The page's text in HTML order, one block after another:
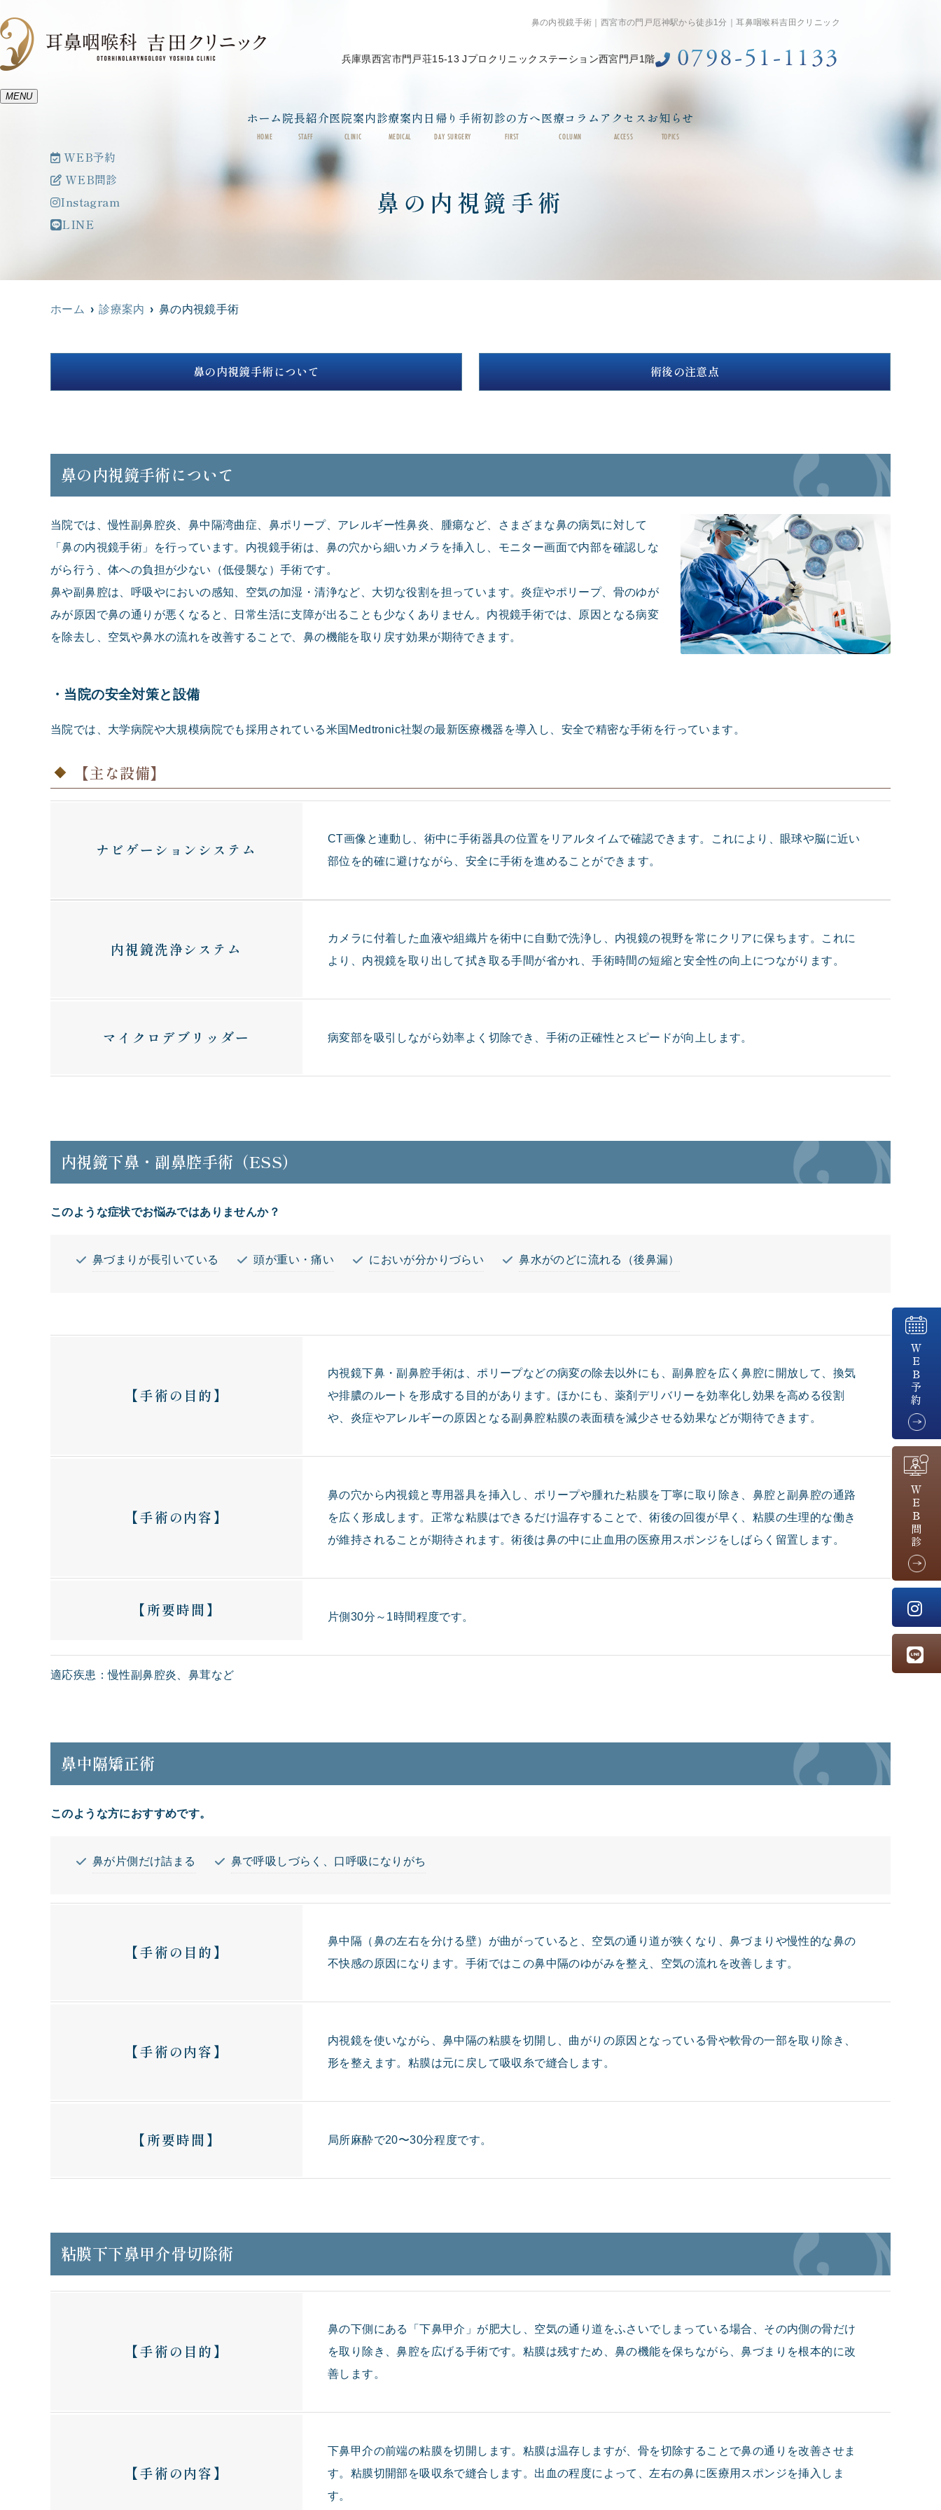
鼻の内視鏡手術｜西宮市の門戸厄神駅から徒歩1分｜耳鼻咽喉科吉田クリニック
兵庫県西宮市門戸荘15-13 Jプロクリニックステーション西宮門戸1階 0798-51-1133
ＷＥＢ予約
ＷＥＢ問診
MENU
ホーム
HOME
院長紹介
STAFF
医院案内
CLINIC
診療案内
MEDICAL
日帰り手術
DAY SURGERY
初診の方へ
FIRST
医療コラム
COLUMN
アクセス
ACCESS
お知らせ
TOPICS
WEB予約
WEB問診
Instagram
LINE
鼻の内視鏡手術
ホーム 診療案内 鼻の内視鏡手術
鼻の内視鏡手術について 術後の注意点
鼻の内視鏡手術について
当院では、慢性副鼻腔炎、鼻中隔湾曲症、鼻ポリープ、アレルギー性鼻炎、腫瘍など、さまざまな鼻の病気に対して
「鼻の内視鏡手術」を行っています。内視鏡手術は、鼻の穴から細いカメラを挿入し、モニター画面で内部を確認しな
がら行う、体への負担が少ない（低侵襲な）手術です。
鼻や副鼻腔は、呼吸やにおいの感知、空気の加湿・清浄など、大切な役割を担っています。炎症やポリープ、骨のゆが
みが原因で鼻の通りが悪くなると、日常生活に支障が出ることも少なくありません。内視鏡手術では、原因となる病変
を除去し、空気や鼻水の流れを改善することで、鼻の機能を取り戻す効果が期待できます。
・当院の安全対策と設備
当院では、大学病院や大規模病院でも採用されている米国 Medtronic社製の最新医療機器を導入し、安全で精密な手術を行っています。
【主な設備】
ナビゲーションシステム
CT画像と連動し、術中に手術器具の位置をリアルタイムで確認できます。これにより、眼球や脳に近い
部位を的確に避けながら、安全に手術を進めることができます。
内視鏡洗浄システム
カメラに付着した血液や組織片を術中に自動で洗浄し、内視鏡の視野を常にクリアに保ちます。これに
より、内視鏡を取り出して拭き取る手間が省かれ、手術時間の短縮と安全性の向上につながります。
マイクロデブリッダー 病変部を吸引しながら効率よく切除でき、手術の正確性とスピードが向上します。
内視鏡下鼻・副鼻腔手術（ESS）
このような症状でお悩みではありませんか？
鼻づまりが長引いている 頭が重い・痛い においが分かりづらい 鼻水がのどに流れる（後鼻漏）
【手術の目的】
内視鏡下鼻・副鼻腔手術は、ポリープなどの病変の除去以外にも、副鼻腔を広く鼻腔に開放して、換気
や排膿のルートを形成する目的があります。ほかにも、薬剤デリバリーを効率化し効果を高める役割
や、炎症やアレルギーの原因となる副鼻腔粘膜の表面積を減少させる効果などが期待できます。
【手術の内容】
鼻の穴から内視鏡と専用器具を挿入し、ポリープや腫れた粘膜を丁寧に取り除き、鼻腔と副鼻腔の通路
を広く形成します。正常な粘膜はできるだけ温存することで、術後の回復が早く、粘膜の生理的な働き
が維持されることが期待されます。術後は鼻の中に止血用の医療用スポンジをしばらく留置します。
【所要時間】
片側30分～1時間程度です。
適応疾患：慢性副鼻腔炎、鼻茸など
鼻中隔矯正術
このような方におすすめです。
鼻が片側だけ詰まる 鼻で呼吸しづらく、口呼吸になりがち
【手術の目的】
鼻中隔（鼻の左右を分ける壁）が曲がっていると、空気の通り道が狭くなり、鼻づまりや慢性的な鼻の
不快感の原因になります。手術ではこの鼻中隔のゆがみを整え、空気の流れを改善します。
【手術の内容】
内視鏡を使いながら、鼻中隔の粘膜を切開し、曲がりの原因となっている骨や軟骨の一部を取り除き、
形を整えます。粘膜は元に戻して吸収糸で縫合します。
【所要時間】 局所麻酔で20〜30分程度です。
粘膜下下鼻甲介骨切除術
【手術の目的】
鼻の下側にある「下鼻甲介」が肥大し、空気の通り道をふさいでしまっている場合、その内側の骨だけ
を取り除き、鼻腔を広げる手術です。粘膜は残すため、鼻の機能を保ちながら、鼻づまりを根本的に改
善します。
【手術の内容】
下鼻甲介の前端の粘膜を切開します。粘膜は温存しますが、骨を切除することで鼻の通りを改善させま
す。粘膜切開部を吸収糸で縫合します。出血の程度によって、左右の鼻に医療用スポンジを挿入しま
す。